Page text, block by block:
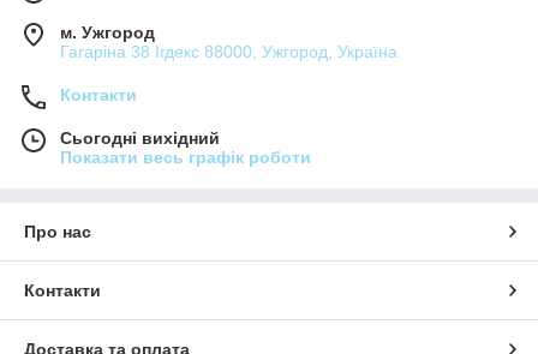
м. Ужгород
Гагаріна 38 Ігдекс 88000, Ужгород, Україна
Контакти
Сьогодні вихідний
Показати весь графік роботи
Про нас
Контакти
Доставка та оплата